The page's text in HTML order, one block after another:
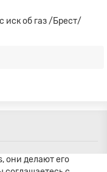
иск об газ /Брест/
они делают его